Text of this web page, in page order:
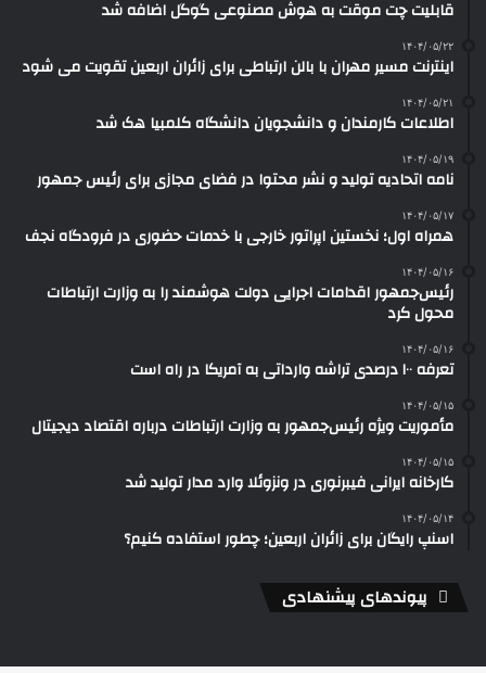
قابلیت چت موقت به هوش مصنوعی گوگل اضافه شد
۱۴۰۴/۰۵/۲۲
اینترنت مسیر مهران با بالن ارتباطی برای زائران اربعین تقویت می شود
۱۴۰۴/۰۵/۲۱
اطلاعات کارمندان و دانشجویان دانشگاه کلمبیا هک شد
۱۴۰۴/۰۵/۱۹
نامه اتحادیه تولید و نشر محتوا در فضای مجازی برای رئیس جمهور
۱۴۰۴/۰۵/۱۷
همراه اول؛ نخستین اپراتور خارجی با خدمات حضوری در فرودگاه نجف
۱۴۰۴/۰۵/۱۶
رئیس‌جمهور اقدامات اجرایی دولت هوشمند را به وزارت ارتباطات
محول کرد
۱۴۰۴/۰۵/۱۶
تعرفه ۱۰۰ درصدی تراشه وارداتی به آمریکا در راه است
۱۴۰۴/۰۵/۱۵
مأموریت ویژه رئیس‌جمهور به وزارت ارتباطات درباره اقتصاد دیجیتال
۱۴۰۴/۰۵/۱۵
کارخانه ایرانی فیبرنوری در ونزوئلا وارد مدار تولید شد
۱۴۰۴/۰۵/۱۴
اسنپ رایگان برای زائران اربعین؛ چطور استفاده کنیم؟
پیوندهای پیشنهادی